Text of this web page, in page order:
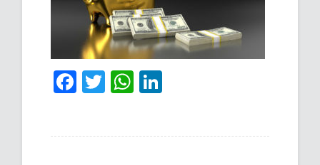
Facebook
TwitterWhatsApp